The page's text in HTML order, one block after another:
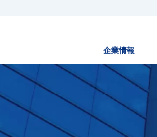
企業情報